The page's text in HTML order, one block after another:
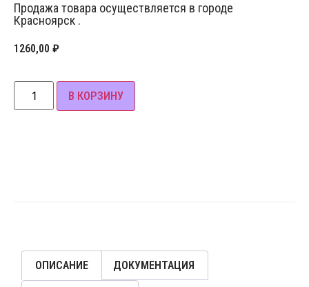
Продажа товара осуществляется в городе
Красноярск .
1260,00 ₽
В КОРЗИНУ
ОПИСАНИЕ ДОКУМЕНТАЦИЯ